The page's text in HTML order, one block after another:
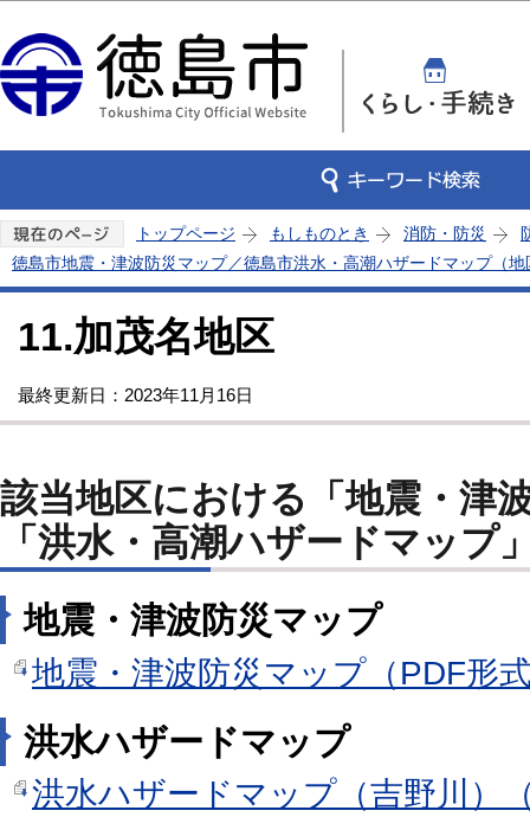
トップページ もしものとき 消防・防災
徳島市地震・津波防災マップ／徳島市洪水・高潮ハザードマップ（地
11.加茂名地区
最終更新日：2023年11月16日
該当地区における「地震・津
「洪水・高潮ハザードマップ
地震・津波防災マップ
地震・津波防災マップ（PDF形
洪水ハザードマップ
洪水ハザードマップ（吉野川）